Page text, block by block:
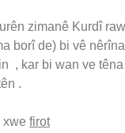
zimanê Kurdî
borî de) bi vê
, kar bi wan ve
.
firot